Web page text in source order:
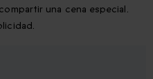
una cena especial.